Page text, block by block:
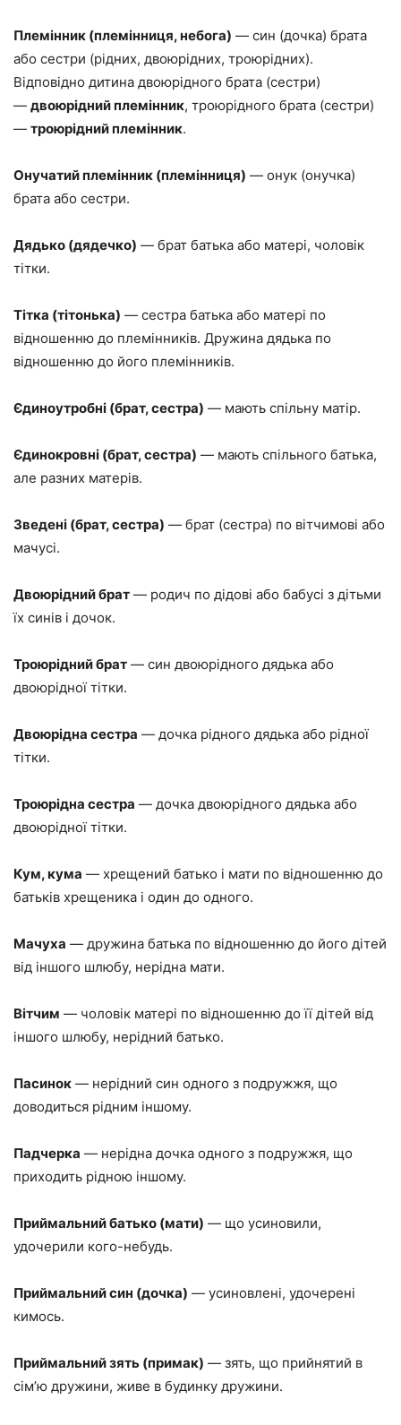
Племінник (племінниця, небога) — син (дочка) брата
або сестри (рідних, двоюрідних, троюрідних).
Відповідно дитина двоюрідного брата (сестри)
— двоюрідний племінник, троюрідного брата (сестри)
— троюрідний племінник.
Онучатий племінник (племінниця) — онук (онучка)
брата або сестри.
Дядько (дядечко) — брат батька або матері, чоловік
тітки.
Тітка (тітонька) — сестра батька або матері по
відношенню до племінників. Дружина дядька по
відношенню до його племінників.
Єдиноутробні (брат, сестра) — мають спільну матір.
Єдинокровні (брат, сестра) — мають спільного батька,
але разних матерів.
Зведені (брат, сестра) — брат (сестра) по вітчимові або
мачусі.
Двоюрідний брат — родич по дідові або бабусі з дітьми
їх синів і дочок.
Троюрідний брат — син двоюрідного дядька або
двоюрідної тітки.
Двоюрідна сестра — дочка рідного дядька або рідної
тітки.
Троюрідна сестра — дочка двоюрідного дядька або
двоюрідної тітки.
Кум, кума — хрещений батько і мати по відношенню до
батьків хрещеника і один до одного.
Мачуха — дружина батька по відношенню до його дітей
від іншого шлюбу, нерідна мати.
Вітчим — чоловік матері по відношенню до її дітей від
іншого шлюбу, нерідний батько.
Пасинок — нерідний син одного з подружжя, що
доводиться рідним іншому.
Падчерка — нерідна дочка одного з подружжя, що
приходить рідною іншому.
Приймальний батько (мати) — що усиновили,
удочерили кого-небудь.
Приймальний син (дочка) — усиновлені, удочерені
кимось.
Приймальний зять (примак) — зять, що прийнятий в
сім’ю дружини, живе в будинку дружини.